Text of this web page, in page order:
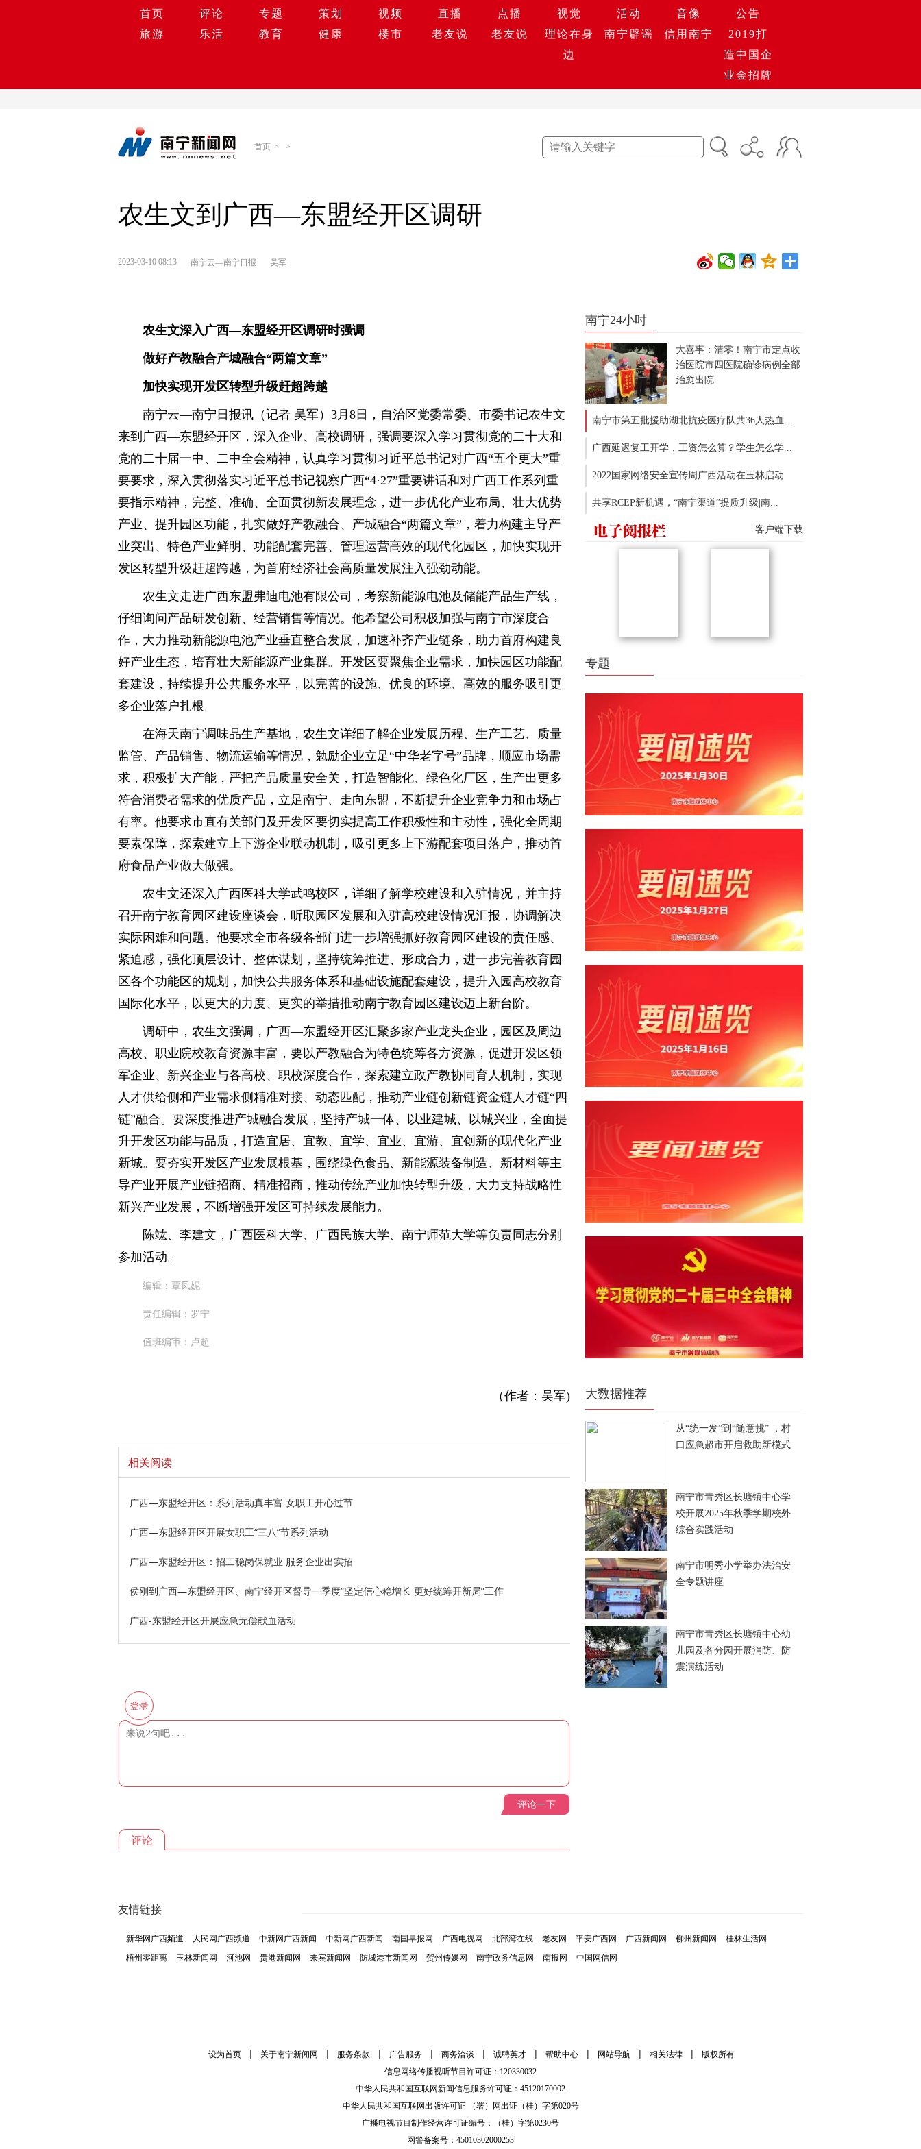
首页 评论 专题 策划 视频 直播 点播 视觉 活动 音像
公告
旅游
乐活 教育 健康 楼市 老友说 老友说
理论在身
边
南宁辟谣 信用南宁
2019打
造中国企
业金招牌
首页 > >
农生文到广西—东盟经开区调研
2023-03-10 08:13 南宁云—南宁日报 吴军
农生文深入广西—东盟经开区调研时强调
做好产教融合产城融合“两篇文章”
加快实现开发区转型升级赶超跨越
南宁云—南宁日报讯（记者 吴军）3月8日，自治区党委常委、市委书记农生文
来到广西—东盟经开区，深入企业、高校调研，强调要深入学习贯彻党的二十大和
党的二十届一中、二中全会精神，认真学习贯彻习近平总书记对广西“五个更大”重
要要求，深入贯彻落实习近平总书记视察广西“4·27”重要讲话和对广西工作系列重
要指示精神，完整、准确、全面贯彻新发展理念，进一步优化产业布局、壮大优势
产业、提升园区功能，扎实做好产教融合、产城融合“两篇文章”，着力构建主导产
业突出、特色产业鲜明、功能配套完善、管理运营高效的现代化园区，加快实现开
发区转型升级赶超跨越，为首府经济社会高质量发展注入强劲动能。
农生文走进广西东盟弗迪电池有限公司，考察新能源电池及储能产品生产线，
仔细询问产品研发创新、经营销售等情况。他希望公司积极加强与南宁市深度合
作，大力推动新能源电池产业垂直整合发展，加速补齐产业链条，助力首府构建良
好产业生态，培育壮大新能源产业集群。开发区要聚焦企业需求，加快园区功能配
套建设，持续提升公共服务水平，以完善的设施、优良的环境、高效的服务吸引更
多企业落户扎根。
在海天南宁调味品生产基地，农生文详细了解企业发展历程、生产工艺、质量
监管、产品销售、物流运输等情况，勉励企业立足“中华老字号”品牌，顺应市场需
求，积极扩大产能，严把产品质量安全关，打造智能化、绿色化厂区，生产出更多
符合消费者需求的优质产品，立足南宁、走向东盟，不断提升企业竞争力和市场占
有率。他要求市直有关部门及开发区要切实提高工作积极性和主动性，强化全周期
要素保障，探索建立上下游企业联动机制，吸引更多上下游配套项目落户，推动首
府食品产业做大做强。
农生文还深入广西医科大学武鸣校区，详细了解学校建设和入驻情况，并主持
召开南宁教育园区建设座谈会，听取园区发展和入驻高校建设情况汇报，协调解决
实际困难和问题。他要求全市各级各部门进一步增强抓好教育园区建设的责任感、
紧迫感，强化顶层设计、整体谋划，坚持统筹推进、形成合力，进一步完善教育园
区各个功能区的规划，加快公共服务体系和基础设施配套建设，提升入园高校教育
国际化水平，以更大的力度、更实的举措推动南宁教育园区建设迈上新台阶。
调研中，农生文强调，广西—东盟经开区汇聚多家产业龙头企业，园区及周边
高校、职业院校教育资源丰富，要以产教融合为特色统筹各方资源，促进开发区领
军企业、新兴企业与各高校、职校深度合作，探索建立政产教协同育人机制，实现
人才供给侧和产业需求侧精准对接、动态匹配，推动产业链创新链资金链人才链“四
链”融合。要深度推进产城融合发展，坚持产城一体、以业建城、以城兴业，全面提
升开发区功能与品质，打造宜居、宜教、宜学、宜业、宜游、宜创新的现代化产业
新城。要夯实开发区产业发展根基，围绕绿色食品、新能源装备制造、新材料等主
导产业开展产业链招商、精准招商，推动传统产业加快转型升级，大力支持战略性
新兴产业发展，不断增强开发区可持续发展能力。
陈竑、李建文，广西医科大学、广西民族大学、南宁师范大学等负责同志分别
参加活动。
编辑：覃凤妮
责任编辑：罗宁
值班编审：卢超
（作者：吴军)
相关阅读
广西—东盟经开区：系列活动真丰富 女职工开心过节
广西—东盟经开区开展女职工“三八”节系列活动
广西—东盟经开区：招工稳岗保就业 服务企业出实招
侯刚到广西—东盟经开区、南宁经开区督导一季度“坚定信心稳增长 更好统筹开新局”工作
广西-东盟经开区开展应急无偿献血活动
登录
评论一下
评论
南宁24小时
大喜事：清零！南宁市定点收
治医院市四医院确诊病例全部
治愈出院
南宁市第五批援助湖北抗疫医疗队共36人热血...
广西延迟复工开学，工资怎么算？学生怎么学...
2022国家网络安全宣传周广西活动在玉林启动
共享RCEP新机遇，“南宁渠道”提质升级|南...
客户端下载
专题
大数据推荐
从“统一发”到“随意挑” ，村
口应急超市开启救助新模式
南宁市青秀区长塘镇中心学
校开展2025年秋季学期校外
综合实践活动
南宁市明秀小学举办法治安
全专题讲座
南宁市青秀区长塘镇中心幼
儿园及各分园开展消防、防
震演练活动
友情链接
新华网广西频道 人民网广西频道 中新网广西新闻 中新网广西新闻 南国早报网 广西电视网 北部湾在线 老友网 平安广西网 广西新闻网 柳州新闻网
桂林生活网
梧州零距离
玉林新闻网 河池网 贵港新闻网 来宾新闻网 防城港市新闻网 贺州传媒网 南宁政务信息网 南报网 中国网信网
设为首页 | 关于南宁新闻网 | 服务条款 | 广告服务 | 商务洽谈 | 诚聘英才 | 帮助中心 | 网站导航 | 相关法律 |
版权所有
信息网络传播视听节目许可证：120330032
中华人民共和国互联网新闻信息服务许可证：45120170002
中华人民共和国互联网出版许可证 （署）网出证（桂）字第020号
广播电视节目制作经营许可证编号：（桂）字第0230号
网警备案号：45010302000253